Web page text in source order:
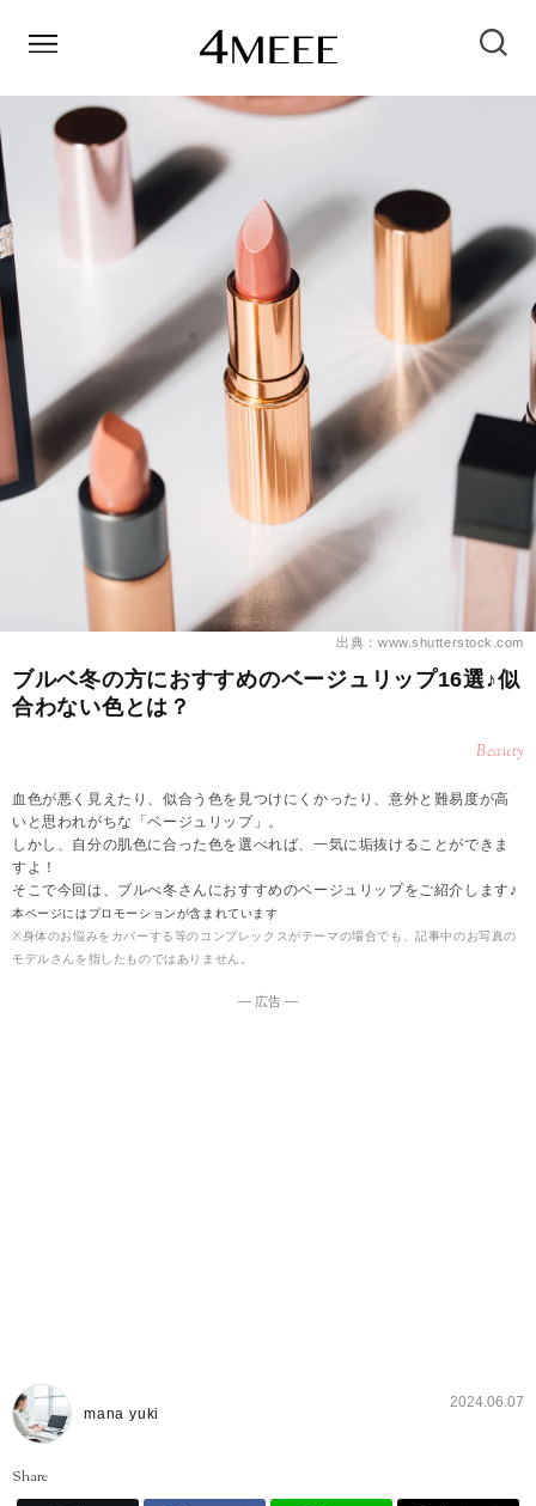
出典：www.shutterstock.com
ブルベ冬の方におすすめのベージュリップ16選♪似
合わない色とは？
Beauty
血色が悪く見えたり、似合う色を見つけにくかったり、意外と難易度が高
いと思われがちな「ベージュリップ」。
しかし、自分の肌色に合った色を選べれば、一気に垢抜けることができま
すよ！
そこで今回は、ブルべ冬さんにおすすめのベージュリップをご紹介します♪
本ページにはプロモーションが含まれています
※身体のお悩みをカバーする等のコンプレックスがテーマの場合でも、記事中のお写真の
モデルさんを指したものではありません。
― 広告 ―
mana yuki
2024.06.07
Share